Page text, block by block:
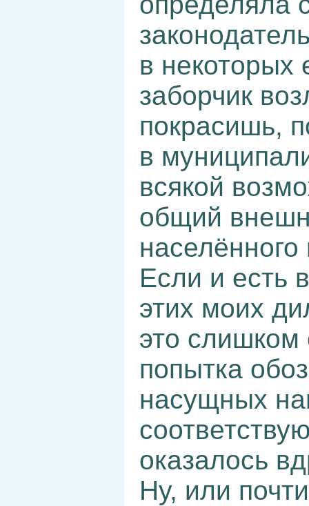
в некоторых
заборчик
покрасишь,
в
всякой
общий
населённого
Если и есть
этих моих
это слишком
попытка
насущных
оказалось
Ну, или